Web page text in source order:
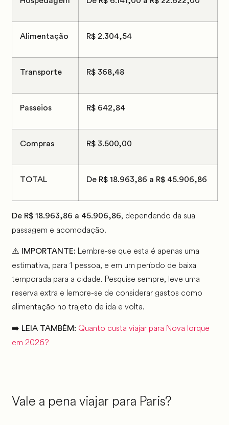
Alimentação R$ 2.304,54
Transporte R$ 368,48
Passeios R$ 642,84
Compras R$ 3.500,00
TOTAL De R$ 18.963,86 a R$ 45.906,86
De R$ 18.963,86 a 45.906,86, dependendo da sua
passagem e acomodação.
⚠️ IMPORTANTE: Lembre-se que esta é apenas uma
estimativa, para 1 pessoa, e em um período de baixa
temporada para a cidade. Pesquise sempre, leve uma
reserva extra e lembre-se de considerar gastos como
alimentação no trajeto de ida e volta.
➡️ LEIA TAMBÉM: Quanto custa viajar para Nova Iorque
em 2026?
Vale a pena viajar para Paris?